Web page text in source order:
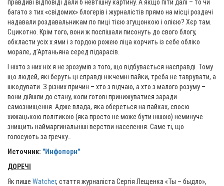
правдиві відповіді дали б невтішну картину. А якщо піти далі – то чи
багато з тих «свідомих» блогерів і журналістів прямо на місці роздачі
надавали роздавальникам по пиці тією згущонкою і олією? Хєр там.
Сцикотно. Крім того, вони ж поспішали писонуть до свого блогу,
обкласти усіх х.ями і з гордою рожею ліца корчить із себе обліко
морале, д’Артаньяна серед підарасів.
І ніхто з них ніх.я не зрозумів з того, що відбувається насправді. Тому
що людей, які беруть ці справді нікчемні пайки, треба не таврувати, а
шкодувати. З різних причин – хто з відчаю, а хто з малого розуму –
вони дійшли до стану, коли готові принижуватися заради
самознищення. Адже влада, яка обереться на пайках, своєю
хижацькою політикою (яка просто не може бути іншою) неминуче
знищить наймаргинальніші верстви населення. Саме ті, що
голосують за гречку…
Источник: "Инфопорн"
ДОРЕЧI
Як пише Watcher, стаття журналіста Сергія Лещенка «Ты – быдло»,